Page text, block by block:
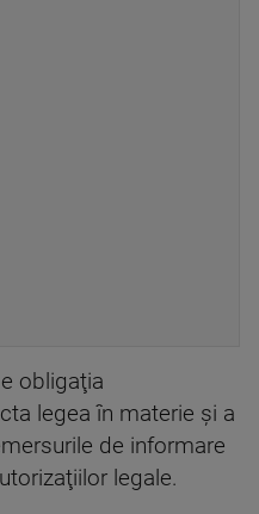
obligaţia
legea în materie şi a
de informare
legale.